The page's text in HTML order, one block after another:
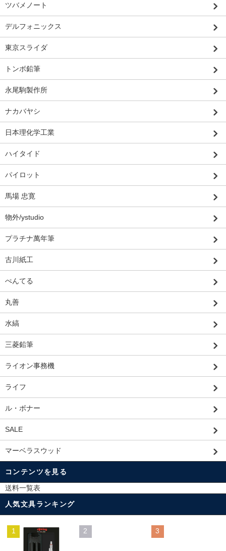
ツバメノート
デルフォニックス
東京スライダ
トンボ鉛筆
永尾駒製作所
ナカバヤシ
日本理化学工業
ハイタイド
パイロット
馬場 忠寛
物外/ystudio
プラチナ萬年筆
古川紙工
ぺんてる
丸善
水縞
三菱鉛筆
ライオン事務機
ライフ
ル・ボナー
SALE
マーベラスウッド
コンテンツを見る
送料一覧表
人気文具ランキング
1 2 3